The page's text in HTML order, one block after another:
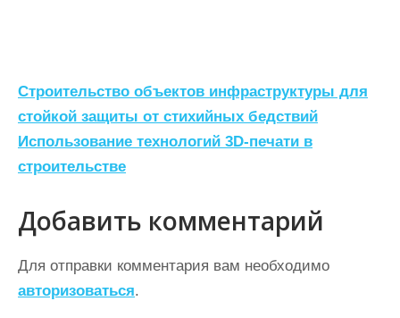
Н
а
в
и
г
а
ц
и
Строительство объектов инфраструктуры для
стойкой защиты от стихийных бедствий
Использование технологий 3D-печати в
строительстве
Добавить комментарий
Для отправки комментария вам необходимо
авторизоваться.